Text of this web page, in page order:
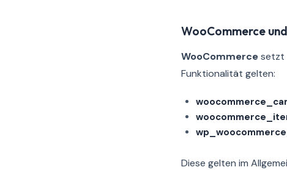
WooCommerce
WooCommercesetzt
Funktionalität gelten:
Diese gelten im